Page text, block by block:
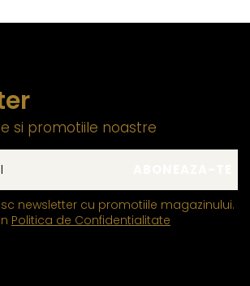
si promotiile noastre
newsletter cu promotiile magazinului.
Politica de Confidentialitate